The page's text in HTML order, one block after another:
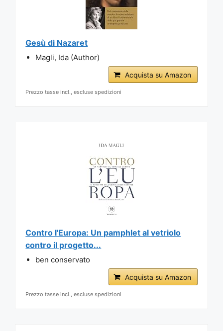
Gesù di Nazaret
Magli, Ida (Author)
Acquista su Amazon
Prezzo tasse incl., escluse spedizioni
Contro l'Europa: Un pamphlet al vetriolo
contro il progetto...
ben conservato
Acquista su Amazon
Prezzo tasse incl., escluse spedizioni